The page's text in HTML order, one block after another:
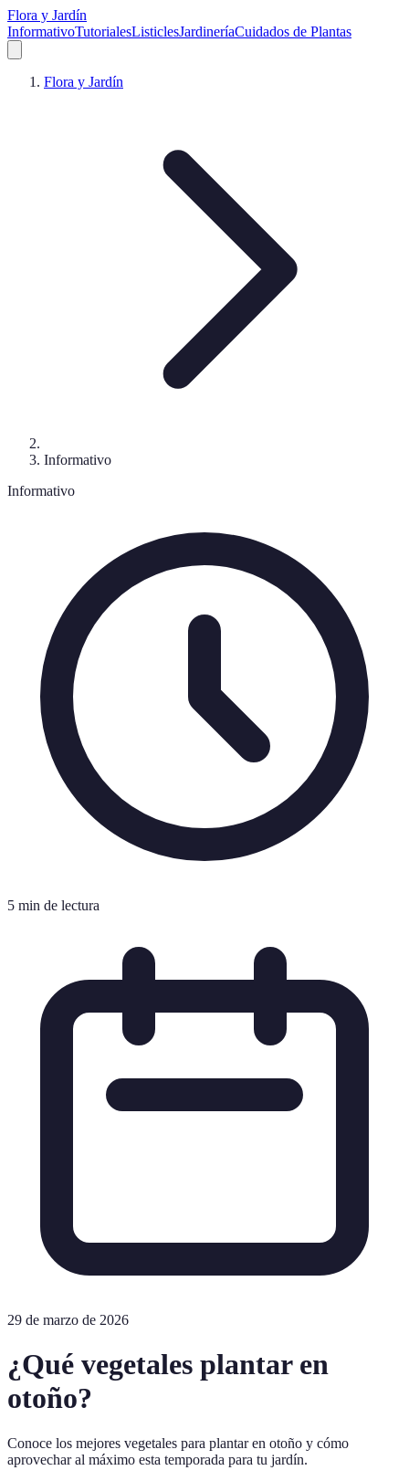
Flora y Jardín
InformativoTutorialesListiclesJardineríaCuidados de Plantas
Flora y Jardín
Informativo
Informativo
5 min de lectura
29 de marzo de 2026
¿Qué vegetales plantar en
otoño?
Conoce los mejores vegetales para plantar en otoño y cómo
aprovechar al máximo esta temporada para tu jardín.